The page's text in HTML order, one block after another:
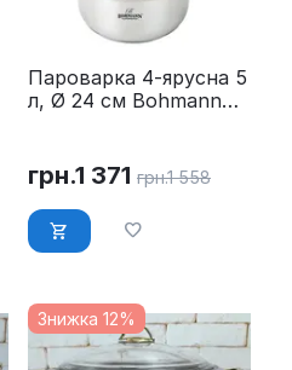
Пароварка 4-ярусна 5
л, Ø 24 см Bohmann
грн.1 371 грн.1 558
Знижка 12%